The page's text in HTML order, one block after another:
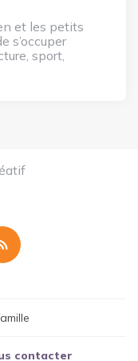
et les petits
s’occuper
sport,
contacter